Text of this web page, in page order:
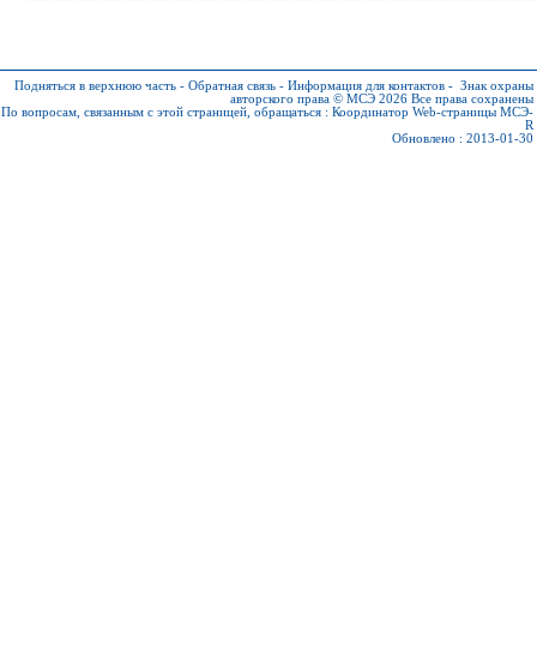
Подняться в верхнюю часть - Обратная связь - Информация для контактов - Знак охраны
авторского права © МСЭ 2026 Все права сохранены
По вопросам, связанным с этой страницей, обращаться : Координатор Web-страницы МСЭ-
R
Обновлено : 2013-01-30